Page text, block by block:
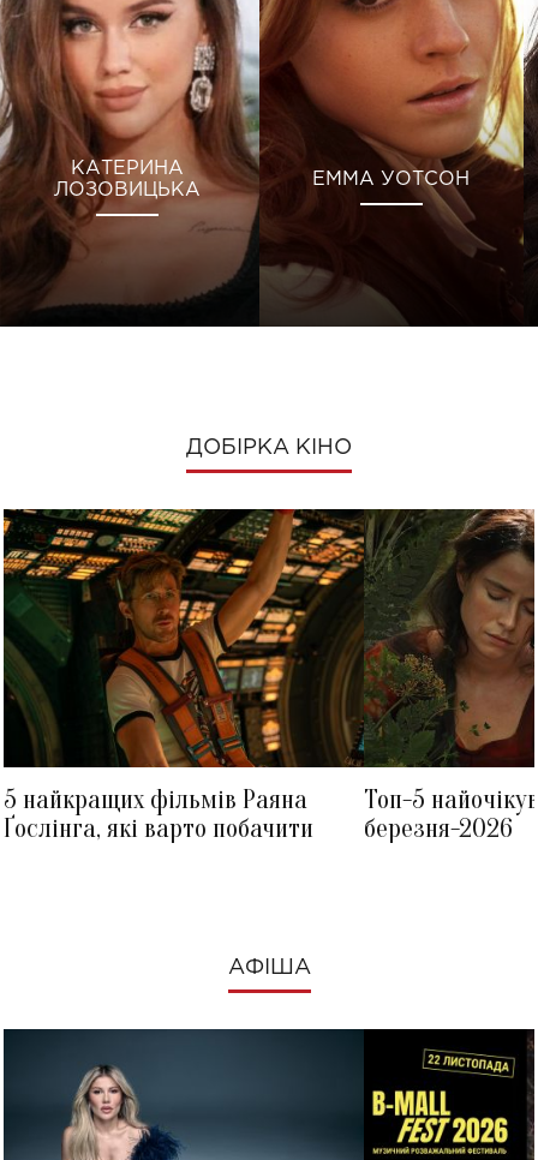
КАТЕРИНА
ЛОЗОВИЦЬКА
ЕММА УОТСОН
ДОБІРКА КІНО
5 найкращих фільмів Раяна
Ґослінга, які варто побачити
Топ-5
березня-2026
АФІША